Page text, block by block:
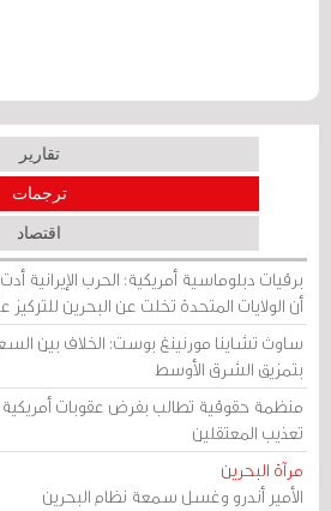
تقارير
ترجمات
اقتصاد
برقيات دبلوماسية أمريكية: الحرب الإيرانية
أن الولايات المتحدة تخلت عن البحرين
ساوث تشاينا مورنينغ بوست: الخلاف بين
بتمزيق الشرق الأوسط
منظمة حقوقية تطالب بفرض عقوبات
تعذيب المعتقلين
مرآة البحرين
الأمير أندرو وغسل سمعة نظام البحرين